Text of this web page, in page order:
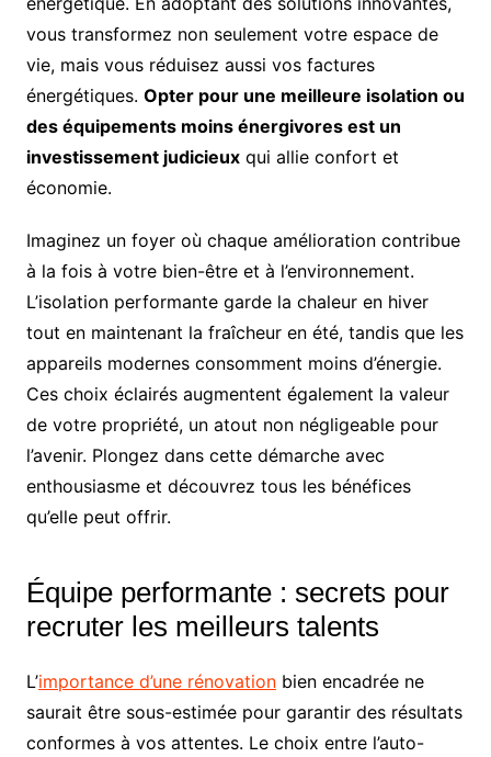
vous transformez non seulement votre espace de
vie, mais vous réduisez aussi vos factures
énergétiques. Opter pour une meilleure isolation ou
des équipements moins énergivores est un
investissement judicieuxqui allie confort et
économie.
Imaginez un foyer où chaque amélioration contribue
à la fois à votre bien-être et à l’environnement.
L’isolation performante garde la chaleur en hiver
tout en maintenant la fraîcheur en été, tandis que les
appareils modernes consomment moins d’énergie.
Ces choix éclairés augmentent également la valeur
de votre propriété, un atout non négligeable pour
l’avenir. Plongez dans cette démarche avec
enthousiasme et découvrez tous les bénéfices
qu’elle peut offrir.
Équipe performante : secrets pour
recruter les meilleurs talents
L’importance d’une rénovationbien encadrée ne
saurait être sous-estimée pour garantir des résultats
conformes à vos attentes. Le choix entre l’auto-